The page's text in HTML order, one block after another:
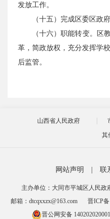
发放工作。
（十五）完成区委区政
（十六）职能转变。区
革，简政放权，充分发挥学
后监管。
山西省人民政府
其
网站声明 联
主办单位：大同市平城区人民政
邮箱：dtcqxxzx@163.com
晋ICP
晋公网安备